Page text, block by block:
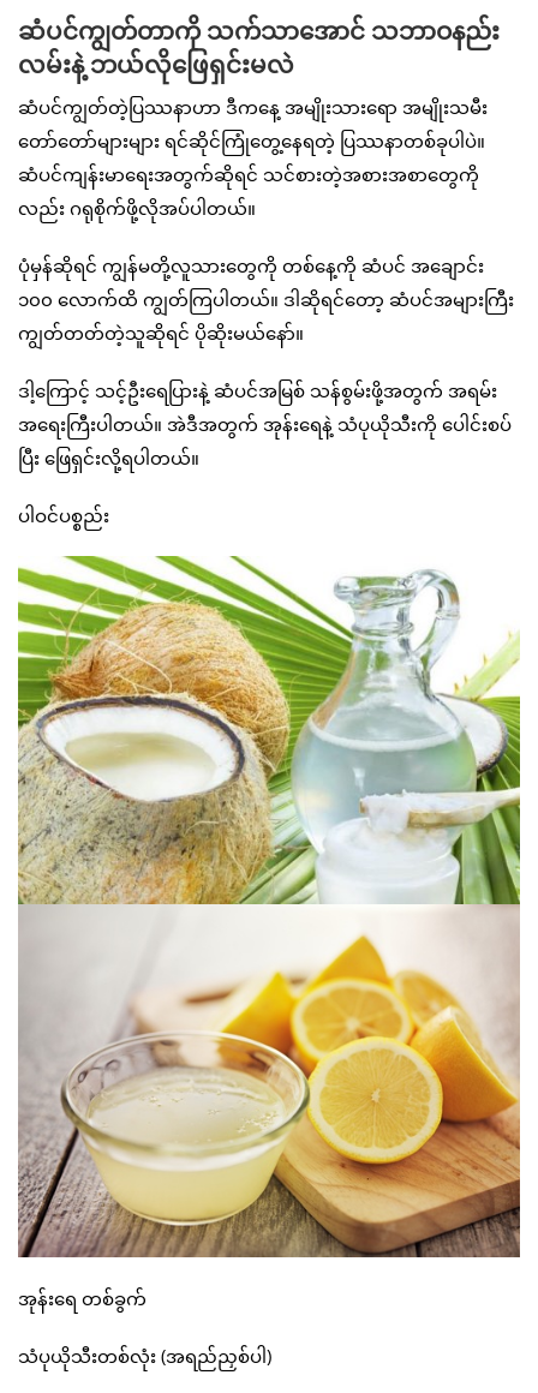
ဆံပင်ကျွတ်တာကို သက်သာအောင် သဘာဝနည်း
လမ်းနဲ့ ဘယ်လိုဖြေရှင်းမလဲ
ဆံပင်ကျွတ်တဲ့ပြဿနာဟာ ဒီကနေ့ အမျိုးသားရော အမျိုးသမီး
တော်တော်များများ ရင်ဆိုင်ကြုံတွေ့နေရတဲ့ ပြဿနာတစ်ခုပါပဲ။
ဆံပင်ကျန်းမာရေးအတွက်ဆိုရင် သင်စားတဲ့အစားအစာတွေကို
လည်း ဂရုစိုက်ဖို့လိုအပ်ပါတယ်။
ပုံမှန်ဆိုရင် ကျွန်မတို့လူသားတွေကို တစ်နေ့ကို ဆံပင် အချောင်း
၁၀၀ လောက်ထိ ကျွတ်ကြပါတယ်။ ဒါဆိုရင်တော့ ဆံပင်အများကြီး
ကျွတ်တတ်တဲ့သူဆိုရင် ပိုဆိုးမယ်နော်။
ဒါ့ကြောင့် သင့်ဦးရေပြားနဲ့ ဆံပင်အမြစ် သန်စွမ်းဖို့အတွက် အရမ်း
အရေးကြီးပါတယ်။ အဲဒီအတွက် အုန်းရေနဲ့ သံပုယိုသီးကို ပေါင်းစပ်
ပြီး ဖြေရှင်းလို့ရပါတယ်။
ပါဝင်ပစ္စည်း
အုန်းရေ တစ်ခွက်
သံပုယိုသီးတစ်လုံး (အရည်ညှစ်ပါ)